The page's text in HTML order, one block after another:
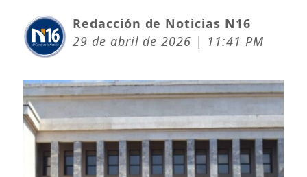
Redacción de Noticias N16
29 de abril de 2026 | 11:41 PM